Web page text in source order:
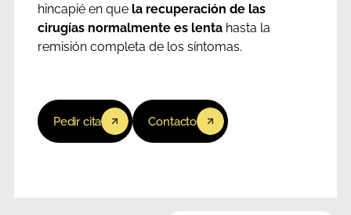
hincapié en que la recuperación de las
cirugías normalmente es lentahasta la
remisión completa de los síntomas.
Pedir cita Contacto